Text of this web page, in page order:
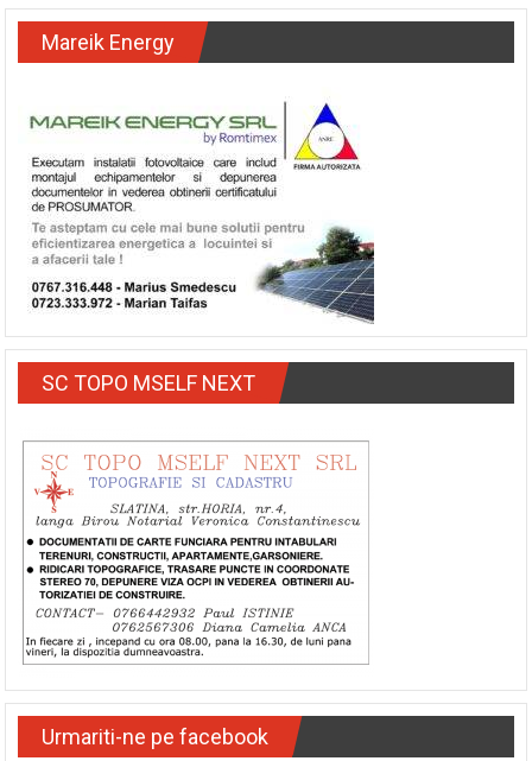
Mareik Energy
SC TOPO MSELF NEXT
Urmariti-ne pe facebook